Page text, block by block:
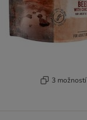
3 možností